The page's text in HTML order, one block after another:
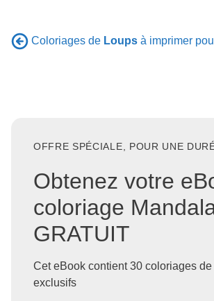
Coloriages de Loups à imprimer
OFFRE SPÉCIALE, POUR UNE
Obtenez votre
coloriage
GRATUIT
Cet eBook contient 30 coloriages
exclusifs